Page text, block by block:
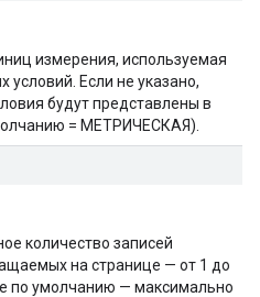
измерения, используемая
Если не указано,
будут представлены в
= МЕТРИЧЕСКАЯ).
количество записей
на странице — от 1 до
по умолчанию — максимально